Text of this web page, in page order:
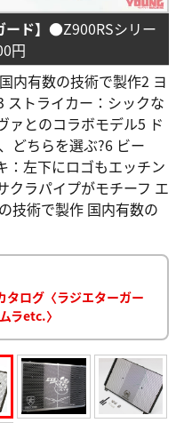
ド】 ●Z900RSシリー
円
内有数の技術で製作2 ヨ
ストライカー：シックな
ァとのコラボモデル5 ド
どちらを選ぶ?6 ビー
：左下にロゴもエッチン
クラパイプがモチーフ エ
技術で製作 国内有数の
タログ〈ラジエターガー
ラetc.〉